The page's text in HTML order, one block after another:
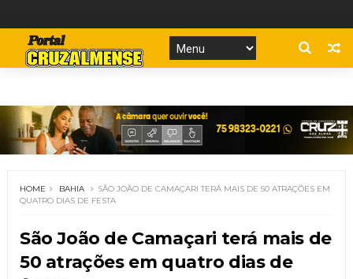
HOME BAHIA
SÃO JOÃO DE CAMAÇARI TERÁ MAIS DE 50 ATRAÇÕES EM
QUATRO DIAS DE FESTA
São João de Camaçari terá mais de
50 atrações em quatro dias de